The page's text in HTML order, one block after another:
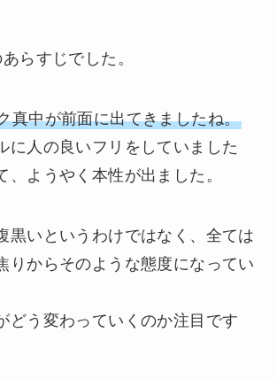
らすじでした。
真中が前面に出てきましたね。
に人の良いフリをしていました
、ようやく本性が出ました。
黒いというわけではなく、全ては
りからそのような態度になってい
どう変わっていくのか注目です